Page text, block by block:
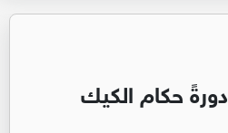
حكام الكيك